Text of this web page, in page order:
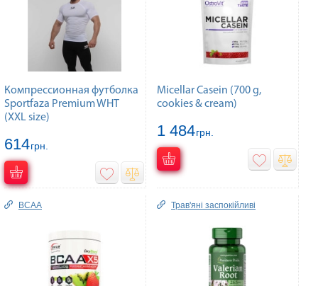
Компрессионная футболка
Sportfaza Premium WHT
(XXL size)
614грн.
Micellar Casein (700 g,
cookies & cream)
1 484грн.
BCAA Трав'яні заспокійливі